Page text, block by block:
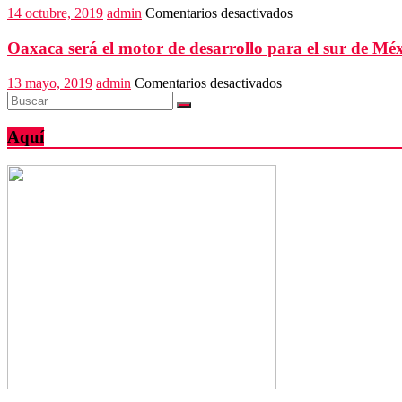
gigantescos
la
hecho
14 octubre, 2019 admin Comentarios desactivadosen
talento
Oaxaca será el motor de desarrollo para el sur de
13 mayo, 2019 admin Comentarios desactivadosen
motor
Aquí